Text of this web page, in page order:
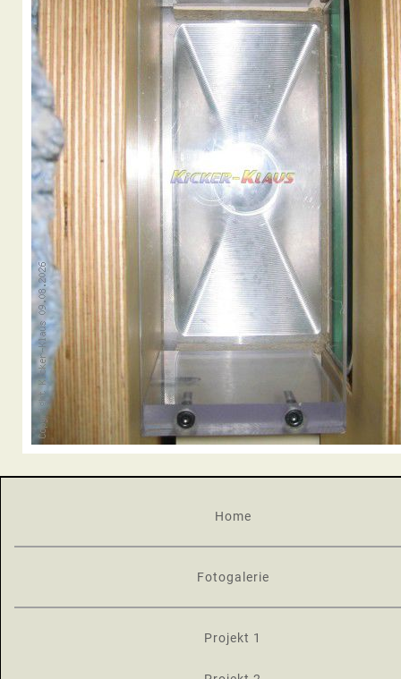
Home
Fotogalerie
Projekt 1